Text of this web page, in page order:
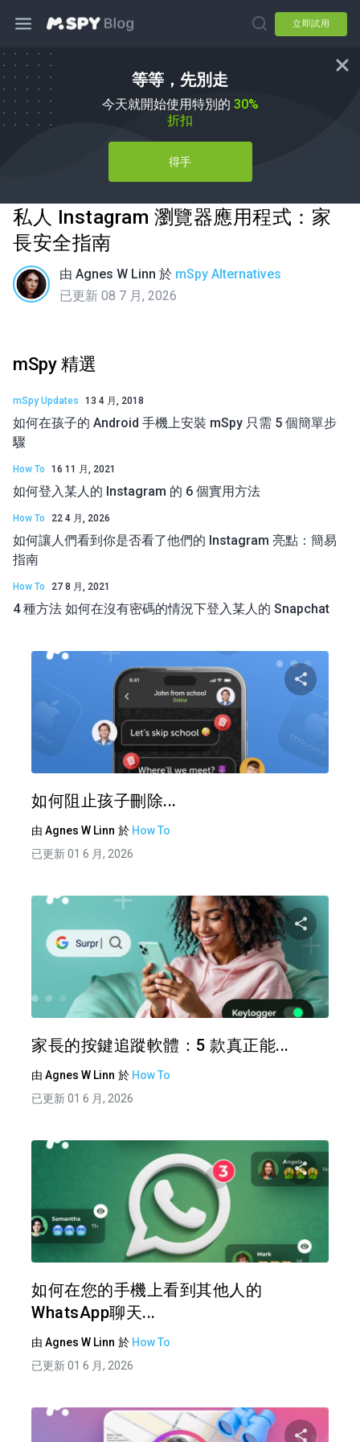
立即試用
等等，先別走
今天就開始使用特別的 30%
折扣
得手
私人 Instagram 瀏覽器應用程式：家
長安全指南
由 Agnes W Linn 於 mSpy Alternatives
已更新 08 7 月, 2026
mSpy 精選
mSpy Updates 13 4 月, 2018
如何在孩子的 Android 手機上安裝 mSpy 只需 5 個簡單步
驟
How To 16 11 月, 2021
如何登入某人的 Instagram 的 6 個實用方法
How To 22 4 月, 2026
如何讓人們看到你是否看了他們的 Instagram 亮點：簡易
指南
How To 27 8 月, 2021
4 種方法 如何在沒有密碼的情況下登入某人的 Snapchat
分
如何阻止孩子刪除...
由 Agnes W Linn 於 How To
已更新 01 6 月, 2026
家長的按鍵追蹤軟體：5 款真正能...
由 Agnes W Linn 於 How To
已更新 01 6 月, 2026
如何在您的手機上看到其他人的
WhatsApp聊天...
由 Agnes W Linn 於 How To
已更新 01 6 月, 2026